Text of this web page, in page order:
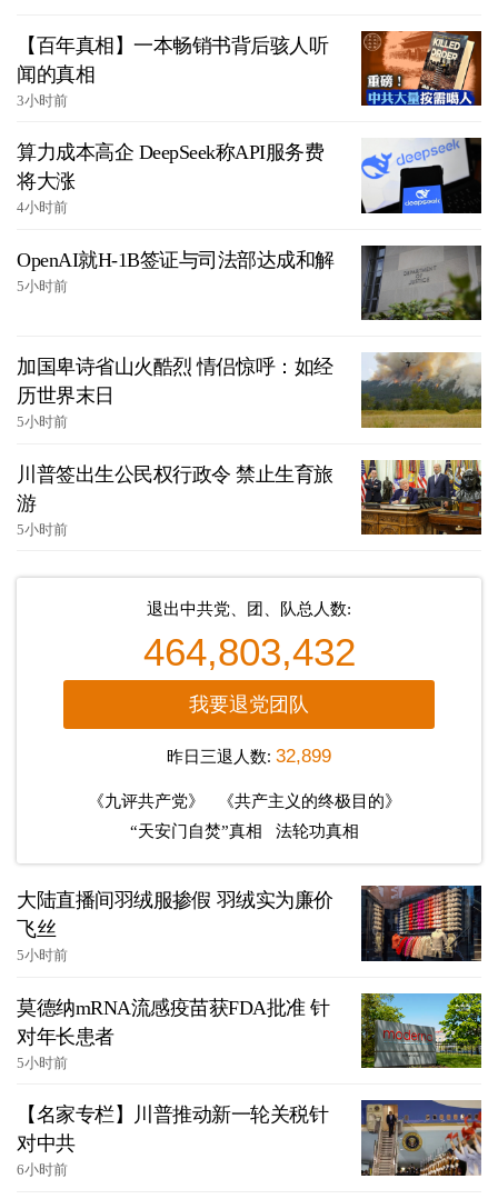
【百年真相】一本畅销书背后骇人听
闻的真相
3小时前
算力成本高企 DeepSeek称API服务费
将大涨
4小时前
OpenAI就H-1B签证与司法部达成和解
5小时前
加国卑诗省山火酷烈 情侣惊呼：如经
历世界末日
5小时前
川普签出生公民权行政令 禁止生育旅
游
5小时前
退出中共党、团、队总人数:
464,803,432
我要退党团队
昨日三退人数: 32,899
《九评共产党》
《共产主义的终极目的》
“天安门自焚”真相
法轮功真相
大陆直播间羽绒服掺假 羽绒实为廉价
飞丝
5小时前
莫德纳mRNA流感疫苗获FDA批准 针
对年长患者
5小时前
【名家专栏】川普推动新一轮关税针
对中共
6小时前